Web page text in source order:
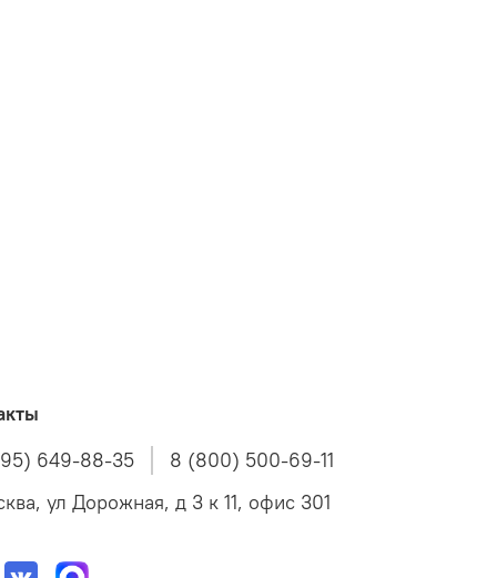
649-88-35
8 (800) 500-69-11
ул Дорожная, д 3 к 11, офис 301